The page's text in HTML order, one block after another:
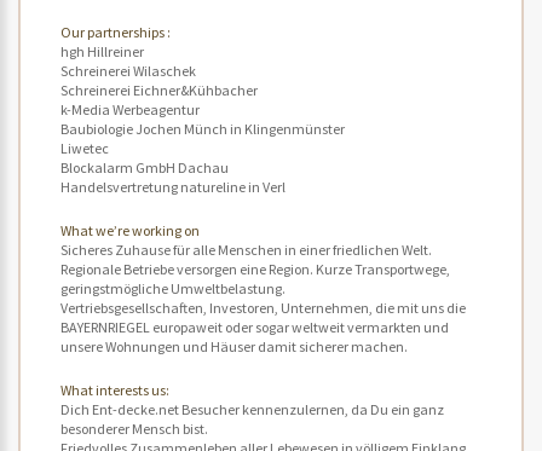
Our partnerships :
hgh Hillreiner
Schreinerei Wilaschek
Schreinerei Eichner&Kühbacher
k-Media Werbeagentur
Baubiologie Jochen Münch in Klingenmünster
Liwetec
Blockalarm GmbH Dachau
Handelsvertretung natureline in Verl
What we’re working on
Sicheres Zuhause für alle Menschen in einer friedlichen Welt.
Regionale Betriebe versorgen eine Region. Kurze Transportwege,
geringstmögliche Umweltbelastung.
Vertriebsgesellschaften, Investoren, Unternehmen, die mit uns die
BAYERNRIEGEL europaweit oder sogar weltweit vermarkten und
unsere Wohnungen und Häuser damit sicherer machen.
What interests us:
Dich Ent-decke.net Besucher kennenzulernen, da Du ein ganz
besonderer Mensch bist.